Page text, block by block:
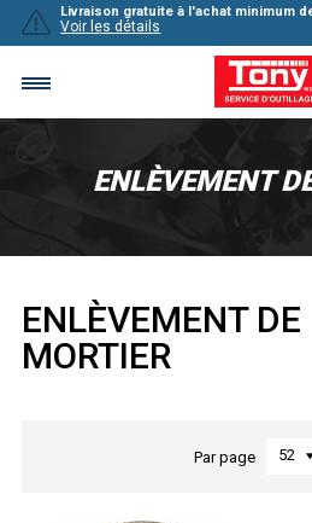
Livraison gratuite à l'achat minimum
Voir les détails
ENLÈVEMENT
ENLÈVEMENT DE
MORTIER
Par page 52